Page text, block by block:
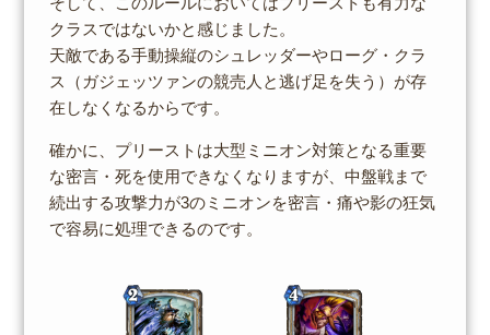
クラスではないかと感じました。
天敵である手動操縦のシュレッダーやローグ・クラ
ス（ガジェッツァンの競売人と逃げ足を失う）が存
在しなくなるからです。
確かに、プリーストは大型ミニオン対策となる重要
な密言・死を使用できなくなりますが、中盤戦まで
続出する攻撃力が3のミニオンを密言・痛や影の狂気
で容易に処理できるのです。